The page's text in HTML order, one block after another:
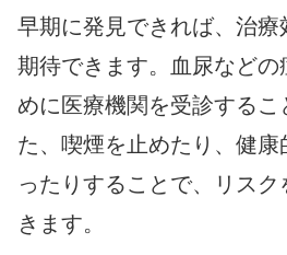
早期に発見できれば、治
期待できます。血尿など
めに医療機関を受診するこ
た、喫煙を止めたり、健康
ったりすることで、リス
きます。